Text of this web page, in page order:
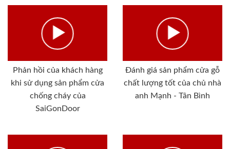
Phản hồi của khách hàng
khi sử dụng sản phẩm cửa
chống cháy của
SaiGonDoor
Đánh giá sản phẩm cửa gỗ
chất lượng tốt của chủ nhà
anh Mạnh - Tân Bình